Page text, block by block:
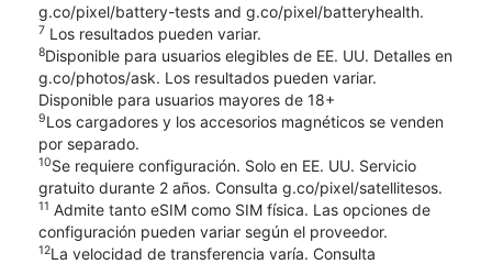
g.co/pixel/battery-tests and g.co/pixel/batteryhealth.
7 Los resultados pueden variar.
8Disponible para usuarios elegibles de EE. UU. Detalles en
g.co/photos/ask. Los resultados pueden variar.
Disponible para usuarios mayores de 18+
9Los cargadores y los accesorios magnéticos se venden
por separado.
10Se requiere configuración. Solo en EE. UU. Servicio
gratuito durante 2 años. Consulta g.co/pixel/satellitesos.
11 Admite tanto eSIM como SIM física. Las opciones de
configuración pueden variar según el proveedor.
12La velocidad de transferencia varía. Consulta